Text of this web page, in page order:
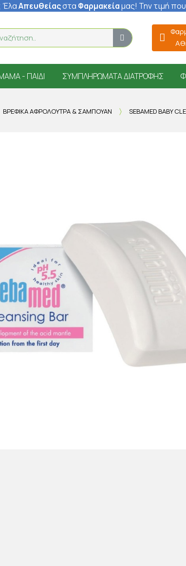
ΈλαΑπευθείαςστα Φαρμακείαμας! Την τιμή
- ΠΑΙΔΊ ΣΥΜΠΛΗΡΏΜΑΤΑ ΔΙΑΤΡΟΦΉΣ
ΒΡΕΦΙΚΆ ΑΦΡΌΛΟΥΤΡΑ & ΣΑΜΠΟΥΆΝ SEBAMED BABY